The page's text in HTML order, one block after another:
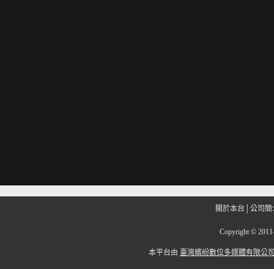
關於本台 公司簡
Copyright ©
本平台由 臺灣繽紛數位多媒體有限公